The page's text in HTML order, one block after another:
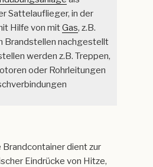
Sattelauflieger, in der
Hilfe von mitGas, z.B.
Brandstellen nachgestellt
werden z.B. Treppen,
oder Rohrleitungen
dient zur
Eindrücke von Hitze,